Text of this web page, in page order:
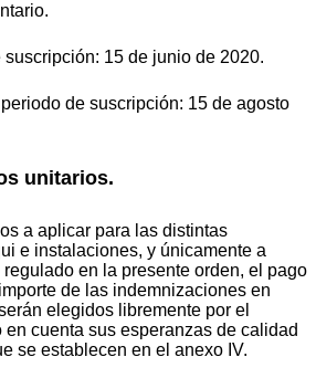
15 de junio de 2020.
de suscripción: 15 de agosto
unitarios.
a aplicar para las distintas
e instalaciones, y únicamente a
en la presente orden, el pago
de las indemnizaciones en
elegidos libremente por el
cuenta sus esperanzas de calidad
se establecen en el anexo IV.